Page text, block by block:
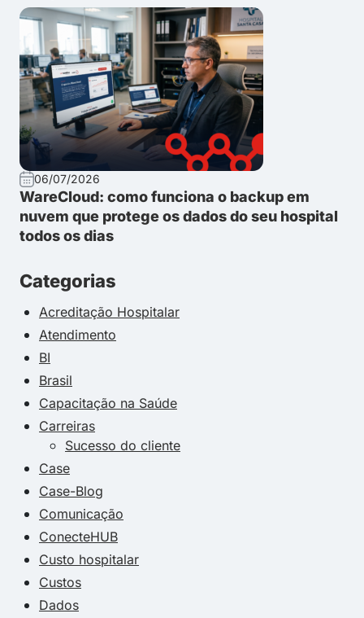
06/07/2026
WareCloud: como funciona o backup em
nuvem que protege os dados do seu hospital
todos os dias
Categorias
Acreditação Hospitalar
Atendimento
BI
Brasil
Capacitação na Saúde
Carreiras
Sucesso do cliente
Case
Case-Blog
Comunicação
ConecteHUB
Custo hospitalar
Custos
Dados